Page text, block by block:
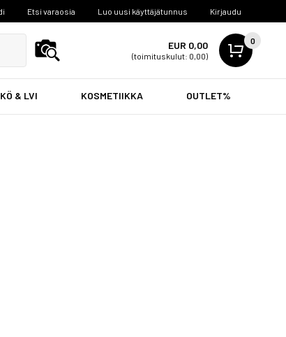
Etsi varaosia Luo uusi käyttäjätunnus Kirjaudu
EUR 0,00
(toimituskulut: 0,00)
0
& LVI KOSMETIIKKA OUTLET%